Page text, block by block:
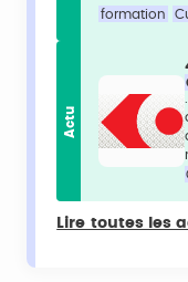
formation
Actu
Lire toutes les